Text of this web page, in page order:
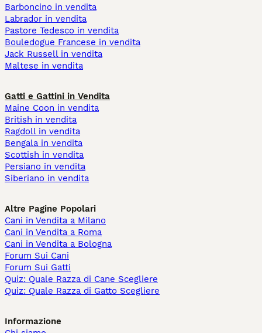
Barboncino in vendita
Labrador in vendita
Pastore Tedesco in vendita
Bouledogue Francese in vendita
Jack Russell in vendita
Maltese in vendita
Gatti e Gattini in Vendita
Maine Coon in vendita
British in vendita
Ragdoll in vendita
Bengala in vendita
Scottish in vendita
Persiano in vendita
Siberiano in vendita
Altre Pagine Popolari
Cani in Vendita a Milano
Cani in Vendita a Roma
Cani in Vendita a Bologna
Forum Sui Cani
Forum Sui Gatti
Quiz: Quale Razza di Cane Scegliere
Quiz: Quale Razza di Gatto Scegliere
Informazione